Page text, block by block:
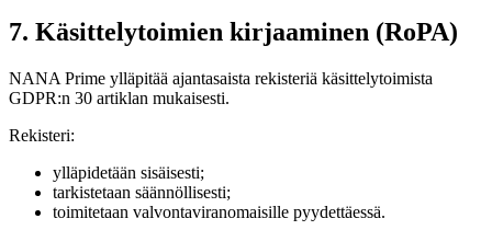
7. Käsittelytoimien kirjaaminen (RoPA)
NANA Prime ylläpitää ajantasaista rekisteriä käsittelytoimista
GDPR:n 30 artiklan mukaisesti.
Rekisteri:
ylläpidetään sisäisesti;
tarkistetaan säännöllisesti;
toimitetaan valvontaviranomaisille pyydettäessä.